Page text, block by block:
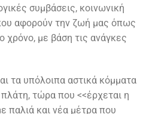
συμβάσεις, κοινωνική
αφορούν την ζωή μας όπως
χρόνο, με βάση τις ανάγκες
τα υπόλοιπα αστικά κόμματα
τώρα που <<έρχεται η
παλιά και νέα μέτρα που